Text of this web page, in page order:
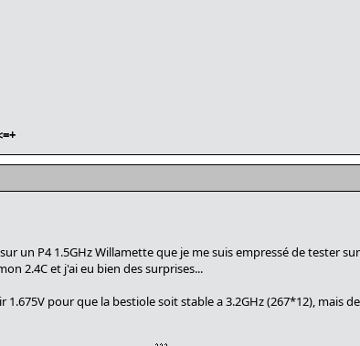
un P4 1.5GHz Willamette que je me suis empressé de tester
2.4C et j'ai eu bien des surprises...
pour que la bestiole soit stable a 3.2GHz (267*12), mais